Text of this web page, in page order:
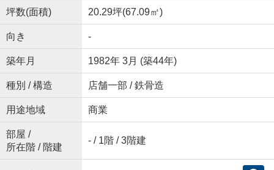
坪数(面積) 20.29坪(67.09㎡)
向き -
築年月 1982年 3月 (築44年)
種別 / 構造 店舗一部 / 鉄骨造
用途地域 商業
部屋 /
所在階 / 階建
- / 1階 / 3階建